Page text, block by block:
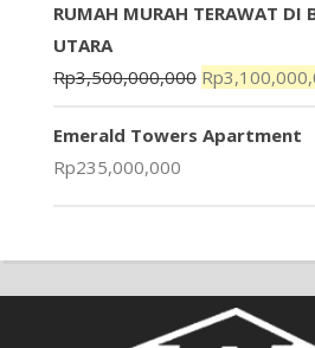
RUMAH MURAH TERAWAT DI
UTARA
Rp3,500,000,000 Rp
Emerald Towers Apartment
Rp235,000,000